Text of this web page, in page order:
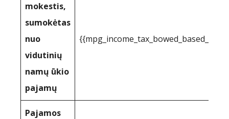
mokestis,
sumokėtas
nuo
vidutinių
namų ūkio
pajamų
Pajamos